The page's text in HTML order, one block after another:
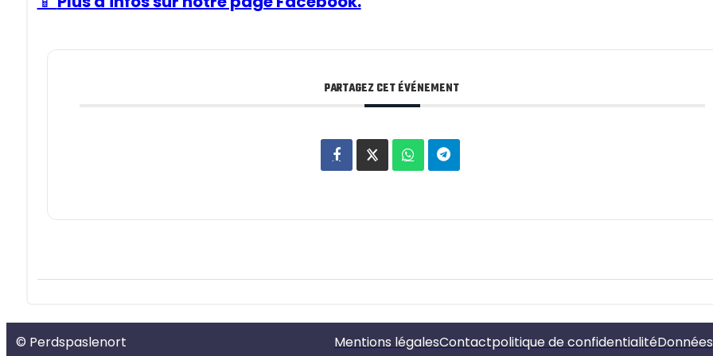
PARTAGEZ CET ÉVÉNEMENT
© Perdspaslenort Mentions légalesContactpolitique de confidentialité